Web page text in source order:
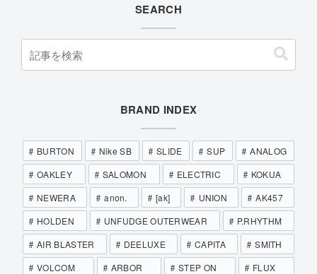
SEARCH
BRAND INDEX
BURTON Nike SB SLIDE SUP
ANALOG
OAKLEY
SALOMON ELECTRIC
KOKUA
NEWERA
anon. [ak] UNION
AK457
HOLDEN
UNFUDGE OUTERWEAR
P.RHYTHM
AIR BLASTER
DEELUXE CAPITA
SMITH
VOLCOM
ARBOR STEP ON
FLUX